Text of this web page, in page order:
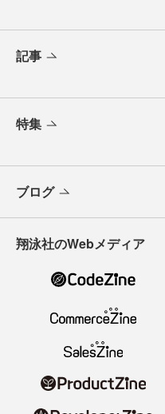
記事
特集
ブログ
翔泳社のWebメディア